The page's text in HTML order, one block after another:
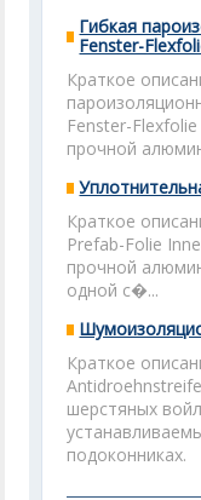
Гибкая
Fenster-
Краткое
Fenster-
прочной
Краткое
Prefab-Folie
прочной
одной с�...
Краткое
шерстяных
подоконниках.